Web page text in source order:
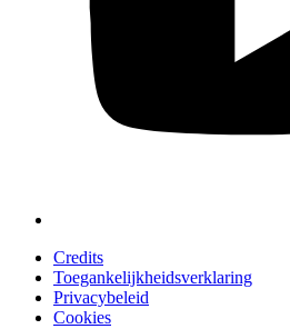
Credits
Toegankelijkheidsverklaring
Privacybeleid
Cookies